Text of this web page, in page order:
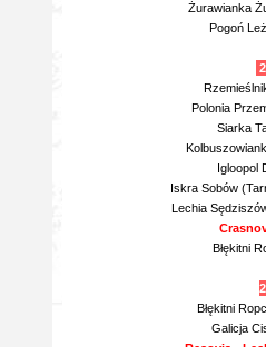
Żurawianka
Pogoń
Polonia
Siarka
Igloopol
Iskra Sobów
Lechia
Błękitni
Błękitni
Galicja